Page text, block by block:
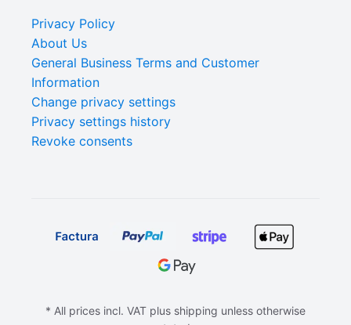
Privacy Policy
About Us
General Business Terms and Customer
Information
Change privacy settings
Privacy settings history
Revoke consents
* All prices incl. VAT plus shipping unless otherwise